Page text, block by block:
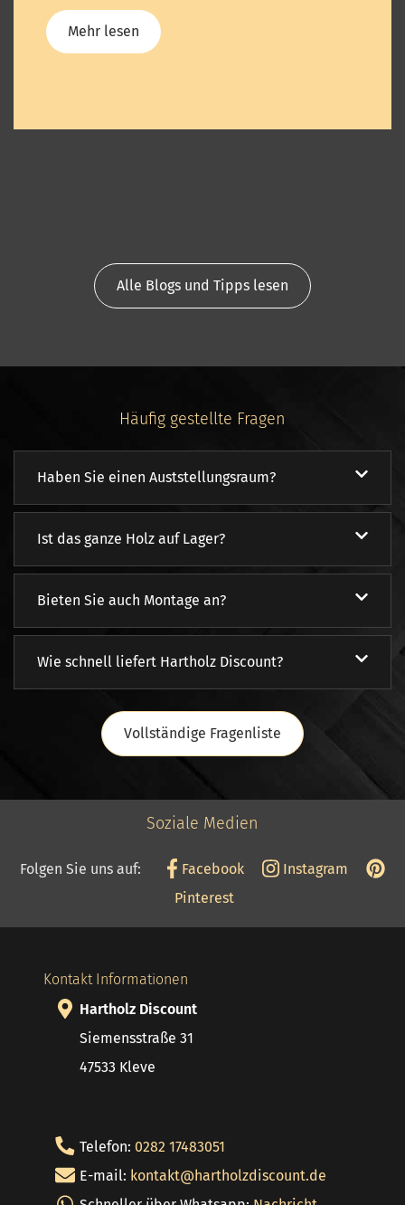
Mehr lesen
Alle Blogs und Tipps lesen
Häufig gestellte Fragen
Haben Sie einen Auststellungsraum?
Ist das ganze Holz auf Lager?
Bieten Sie auch Montage an?
Wie schnell liefert Hartholz Discount?
Vollständige Fragenliste
Soziale Medien
Folgen Sie uns auf: Facebook
Instagram
Pinterest
Kontakt Informationen
Hartholz Discount
Siemensstraße 31
47533 Kleve
Telefon: 0282 17483051
E-mail: kontakt@hartholzdiscount.de